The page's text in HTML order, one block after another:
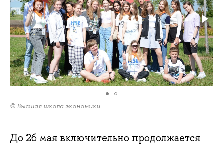
© Высшая школа экономики
До 26 мая включительно продолжается